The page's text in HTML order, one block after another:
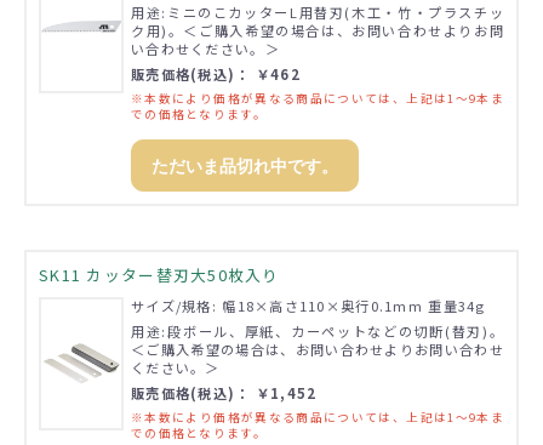
用途:ミニのこカッターL用替刃(木工・竹・プラスチッ
ク用)。＜ご購入希望の場合は、お問い合わせよりお問
い合わせください。＞
販売価格(税込)： ￥462
※本数により価格が異なる商品については、上記は1～9本ま
での価格となります。
ただいま品切れ中です。
SK11 カッター替刃大50枚入り
サイズ/規格: 幅18×高さ110×奥行0.1mm 重量34g
用途:段ボール、厚紙、カーペットなどの切断(替刃)。
＜ご購入希望の場合は、お問い合わせよりお問い合わせ
ください。＞
販売価格(税込)： ￥1,452
※本数により価格が異なる商品については、上記は1～9本ま
での価格となります。